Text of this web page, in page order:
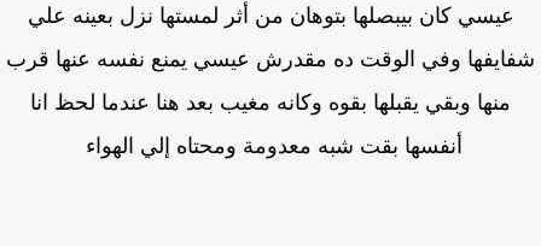
عيسي كان بيبصلها بتوهان من أثر لمستها نزل بعينه علي
وفي الوقت ده مقدرش عيسي يمنع نفسه عنها قرب
منها وبقي يقبلها بقوه وكانه مغيب بعد هنا عندما لحظ انا
أنفسها بقت شبه معدومة ومحتاه إلي الهواء